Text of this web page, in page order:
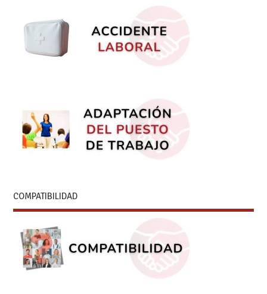
COMPATIBILIDAD